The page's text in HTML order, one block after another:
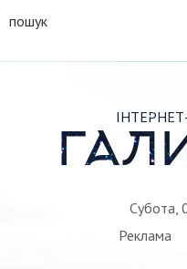
пошук
Субота,
Реклама